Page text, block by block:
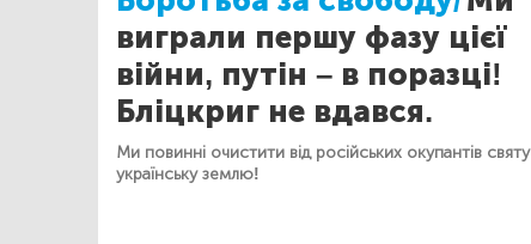
виграли першу фазу цієї
війни, путін – в поразці!
Бліцкриг не вдався.
Ми повинні очистити від російських окупантів святу
українську землю!